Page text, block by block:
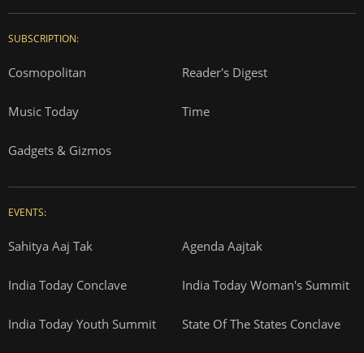
SUBSCRIPTION:
Cosmopolitan Reader's Digest
Music Today Time
Gadgets & Gizmos
EVENTS:
Sahitya Aaj Tak Agenda Aajtak
India Today Conclave India Today Woman's Summit
India Today Youth Summit State Of The States Conclave